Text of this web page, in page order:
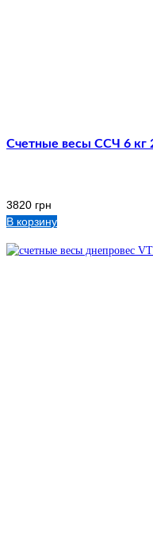
Счетные весы ССЧ 6 кг
3820 грн
В корзину